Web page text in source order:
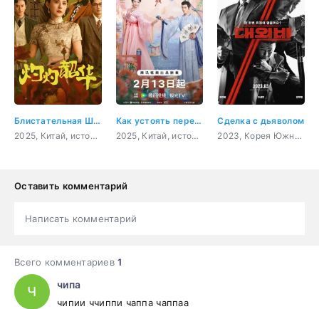
Блистательная Шаохуа
2025, Китай, история, бизнес
Как устоять перед её очарованием
2025, Китай, история, мистика, комедия, романтика
Сделка с дьяволом
2023, Корея Южная, боевик, криминал, драма
Оставить комментарий
Написать комментарий
Всего комментариев1
Ч чипа
чипии ччиппи чаппа чаппаа